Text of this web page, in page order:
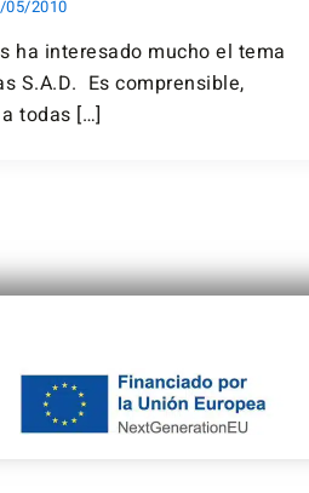
05/2010
ha interesado mucho el tema
S.A.D. Es comprensible,
todas […]